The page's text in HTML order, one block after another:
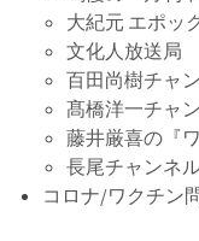
大紀元 エポッ
文化人放送局
百田尚樹チャ
髙橋洋一チャ
藤井厳喜の『
長尾チャンネ
コロナ/ワクチン